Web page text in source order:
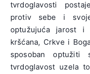
tvrdoglavosti
protiv sebe i
optužujuća jarost i
kršćana, Crkve i
sposoban
tvrdoglavost uzela